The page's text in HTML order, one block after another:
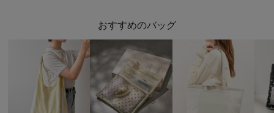
おすすめのバッグ